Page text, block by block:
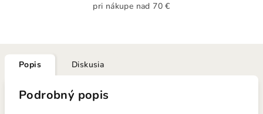
pri nákupe nad 70 €
Popis Diskusia
Podrobný popis